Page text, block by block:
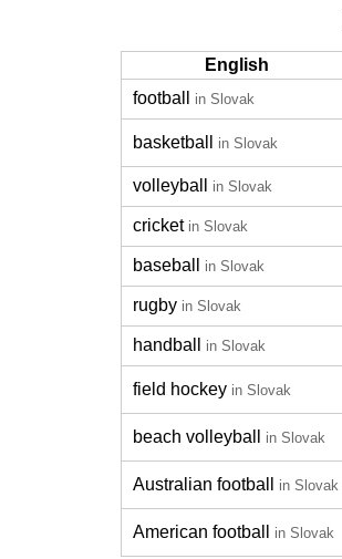
English
football
in Slovak
basketball in Slovak
volleyball
in Slovak
cricket in Slovak
baseball in Slovak
rugby in Slovak
handball in Slovak
field hockey in Slovak
beach volleyball
in Slovak
Australian football
in Slovak
American football
in Slovak